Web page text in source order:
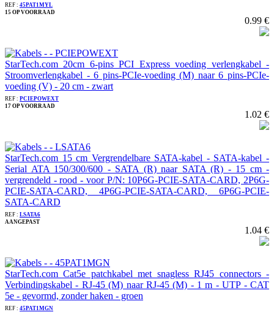
REF : 45PAT1MYL
15 OP VOORRAAD
0.99 €
StarTech.com 20cm 6-pins PCI Express voeding verlengkabel -
Stroomverlengkabel - 6 pins-PCIe-voeding (M) naar 6 pins-PCIe-
voeding (V) - 20 cm - zwart
REF : PCIEPOWEXT
17 OP VOORRAAD
1.02 €
StarTech.com 15 cm Vergrendelbare SATA-kabel - SATA-kabel -
Serial ATA 150/300/600 - SATA (R) naar SATA (R) - 15 cm -
vergrendeld - rood - voor P/N: 10P6G-PCIE-SATA-CARD, 2P6G-
PCIE-SATA-CARD, 4P6G-PCIE-SATA-CARD, 6P6G-PCIE-
SATA-CARD
REF : LSATA6
AANGEPAST
1.04 €
StarTech.com Cat5e patchkabel met snagless RJ45 connectors -
Verbindingskabel - RJ-45 (M) naar RJ-45 (M) - 1 m - UTP - CAT
5e - gevormd, zonder haken - groen
REF : 45PAT1MGN